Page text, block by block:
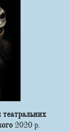
театральних
2020 р.